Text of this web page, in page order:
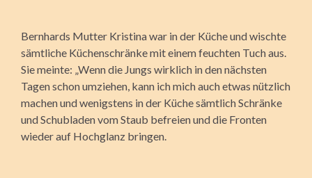
Bernhards Mutter Kristina war in der Küche und wischte
sämtliche Küchenschränke mit einem feuchten Tuch aus.
Sie meinte: „Wenn die Jungs wirklich in den nächsten
Tagen schon umziehen, kann ich mich auch etwas nützlich
machen und wenigstens in der Küche sämtlich Schränke
und Schubladen vom Staub befreien und die Fronten
wieder auf Hochglanz bringen.